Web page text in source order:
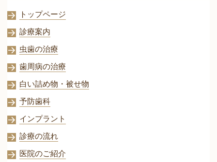
トップページ
診療案内
虫歯の治療
歯周病の治療
白い詰め物・被せ物
予防歯科
インプラント
診療の流れ
医院のご紹介